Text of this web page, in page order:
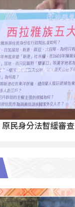
民身分法暫緩審查